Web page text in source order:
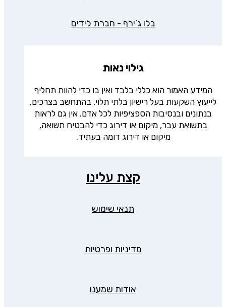
בלו ג’ירף - חברת לידים
גילוי נאות
המידע האמור הוא כללי בלבד ואין בו כדי להוות תחליף
לייעוץ השקעות בעל רישיון בלתי תלוי, בהתחשב בצרכים,
בנתונים ובנסיבות הספציפיות לכל אדם. אין גם לראות
בתשואת עבר, מיקום או דירוג כדי להבטיח תשואה,
מיקום או דירוג דומה בעתיד.
קצת עלינו
תנאי שימוש
מדיניות ופרטיות
אודות שמענו